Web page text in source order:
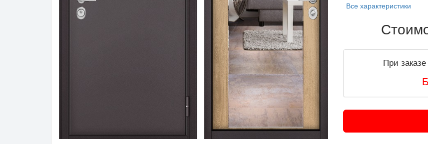
Все характеристики
При